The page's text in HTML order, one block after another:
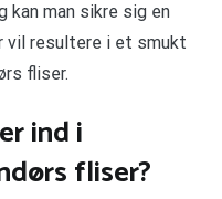
man sikre sig en
vil resultere i et smukt
fliser.
ind i
fliser?